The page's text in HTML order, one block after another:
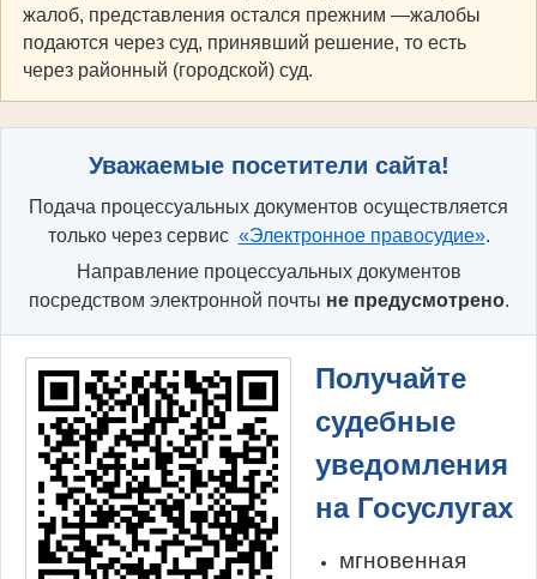
жалоб, представления остался прежним —жалобы
подаются через суд, принявший решение, то есть
через районный (городской) суд.
Уважаемые посетители сайта!
Подача процессуальных документов осуществляется
только через сервис «Электронное правосудие».
Направление процессуальных документов
посредством электронной почты не предусмотрено.
Получайте
судебные
уведомления
на Госуслугах
мгновенная